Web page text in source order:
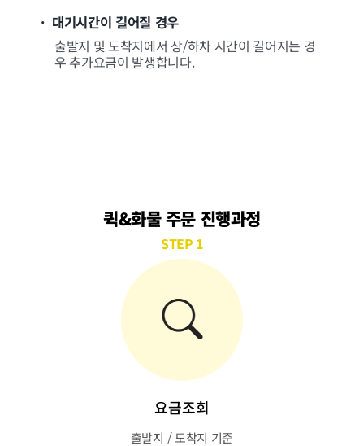
· 대기시간이 길어질 경우
출발지 및 도착지에서 상/하차 시간이 길어지는 경
우 추가요금이 발생합니다.
퀵&화물 주문 진행과정
STEP 1
요금조회
출발지 / 도착지 기준